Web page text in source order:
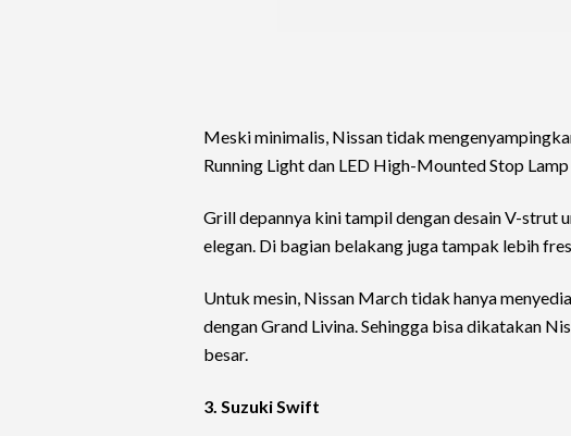
Meski minimalis, Nissan tidak
Running Light dan LED High-Mounted Stop
Grill depannya kini tampil dengan desain V-strut
elegan. Di bagian belakang juga tampak lebih
Untuk mesin, Nissan March tidak hanya
dengan Grand Livina. Sehingga bisa dikatakan
besar.
3. Suzuki Swift